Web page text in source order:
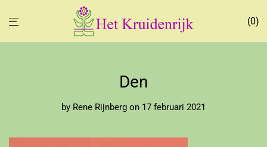
0
Den
by Rene Rijnberg on 17 februari 2021